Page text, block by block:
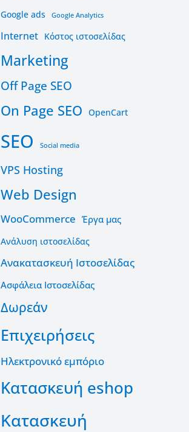
Google ads Google Analytics
Internet Kόστος ιστοσελίδας
Marketing
Off Page SEO
On Page SEO OpenCart
SEO Social media
VPS Hosting
Web Design
WooCommerce Έργα μας
Ανάλυση ιστοσελίδας
Ανακατασκευή Ιστοσελίδας
Ασφάλεια Ιστοσελίδας
Δωρεάν
Επιχειρήσεις
Ηλεκτρονικό εμπόριο
Κατασκευή eshop
Κατασκευή